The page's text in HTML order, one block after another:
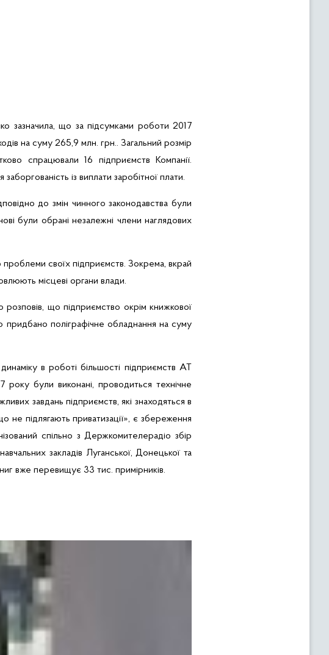
зазначила, що за підсумками роботи 2017
на суму 265,9 млн. грн.. Загальний розмір
спрацювали 16 підприємств Компанії.
заборгованість із виплати заробітної плати.
до змін чинного законодавства були
були обрані незалежні члени наглядових
своїх підприємств. Зокрема, вкрай
місцеві органи влади.
що підприємство окрім книжкової
придбано поліграфічне обладнання на суму
в роботі більшості підприємств АТ
року були виконані, проводиться технічне
завдань підприємств, які знаходяться в
підлягають приватизації», є збереження
спільно зДержкомителерадіо збір
закладів Луганської, Донецької та
вже перевищує 33 тис. примірників.